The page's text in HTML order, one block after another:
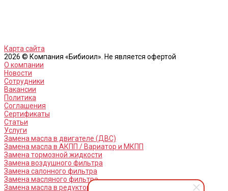
Карта сайта
2026 © Компания «Бибиоил». Не является офертой
О компании
Новости
Сотрудники
Вакансии
Политика
Соглашения
Сертификаты
Статьи
Услуги
Замена масла в двигателе (ДВС)
Замена масла в АКПП / Вариатор и МКПП
Замена тормозной жидкости
Замена воздушного фильтра
Замена салонного фильтра
Замена масляного фильтра
Замена масла в редукторах / раздатках